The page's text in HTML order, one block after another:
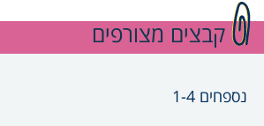
קבצים מצורפים
נספחים 1-4